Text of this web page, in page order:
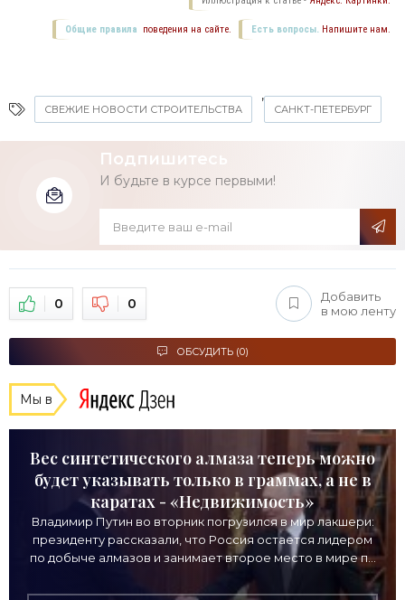
Есть вопросы. Напишите нам.
Общие правила поведения на сайте.
СВЕЖИЕ НОВОСТИ СТРОИТЕЛЬСТВА
,
САНКТ-ПЕТЕРБУРГ
Подпишитесь
И будьте в курсе первыми!
0 0
Добавить
в мою ленту
ОБСУДИТЬ (0)
Мы в
Вес синтетического алмаза теперь можно
будет указывать только в граммах, а не в
каратах - «Недвижимость»
Владимир Путин во вторник погрузился в мир лакшери:
президенту рассказали, что Россия остается лидером
по добыче алмазов и занимает второе место в мире по